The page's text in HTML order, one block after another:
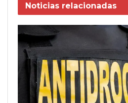
Noticias relacionadas